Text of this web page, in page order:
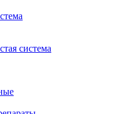
система